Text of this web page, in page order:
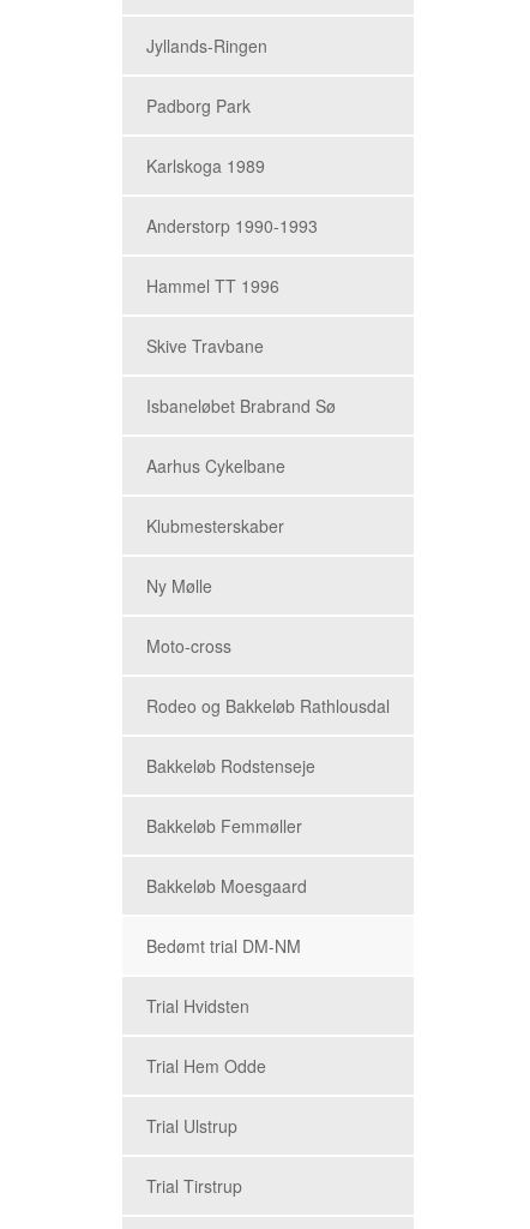
Jyllands-Ringen
Padborg Park
Karlskoga 1989
Anderstorp 1990-1993
Hammel TT 1996
Skive Travbane
Isbaneløbet Brabrand Sø
Aarhus Cykelbane
Klubmesterskaber
Ny Mølle
Moto-cross
Rodeo og Bakkeløb Rathlousdal
Bakkeløb Rodstenseje
Bakkeløb Femmøller
Bakkeløb Moesgaard
Bedømt trial DM-NM
Trial Hvidsten
Trial Hem Odde
Trial Ulstrup
Trial Tirstrup